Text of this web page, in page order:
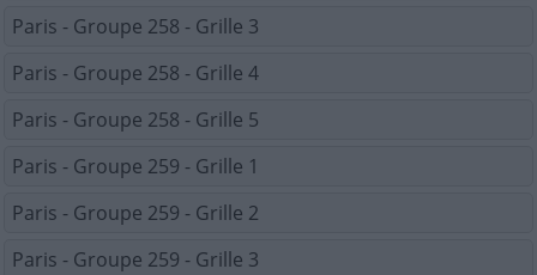
Paris - Groupe 258 - Grille 3
Paris - Groupe 258 - Grille 4
Paris - Groupe 258 - Grille 5
Paris - Groupe 259 - Grille 1
Paris - Groupe 259 - Grille 2
Paris - Groupe 259 - Grille 3